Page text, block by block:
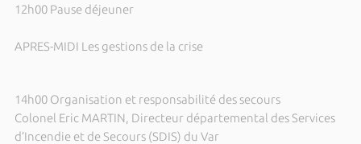
12h00 Pause déjeuner
APRES-MIDI Les gestions de la crise
14h00 Organisation et responsabilité des secours
Colonel Eric MARTIN, Directeur départemental des Services
d’Incendie et de Secours (SDIS) du Var